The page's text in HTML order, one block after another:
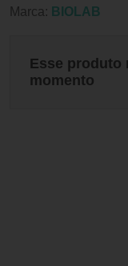
Marca: BIOLAB
Esse produto
momento